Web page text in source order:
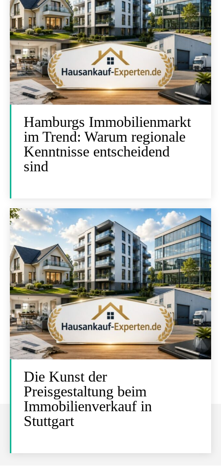
Hamburgs Immobilienmarkt
im Trend: Warum regionale
Kenntnisse entscheidend
sind
Die Kunst der
Preisgestaltung beim
Immobilienverkauf in
Stuttgart